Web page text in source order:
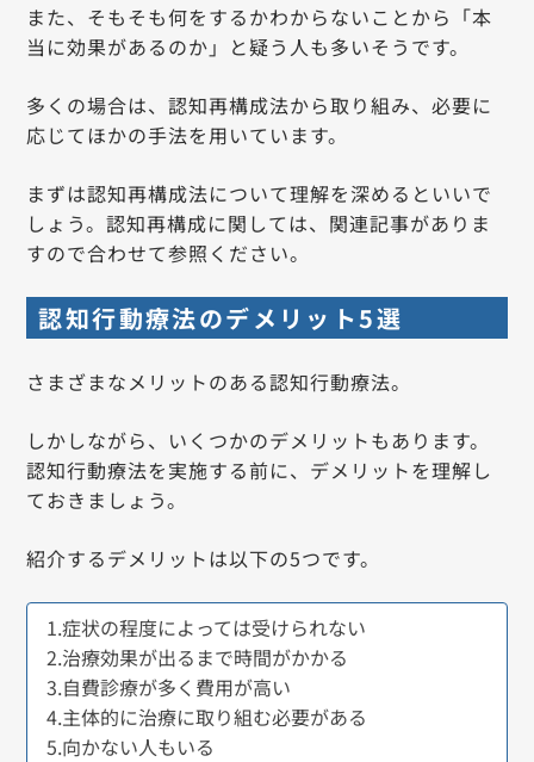
また、そもそも何をするかわからないことから「本
当に効果があるのか」と疑う人も多いそうです。
多くの場合は、認知再構成法から取り組み、必要に
応じてほかの手法を用いています。
まずは認知再構成法について理解を深めるといいで
しょう。認知再構成に関しては、関連記事がありま
すので合わせて参照ください。
認知行動療法のデメリット5選
さまざまなメリットのある認知行動療法。
しかしながら、いくつかのデメリットもあります。
認知行動療法を実施する前に、デメリットを理解し
ておきましょう。
紹介するデメリットは以下の5つです。
1.症状の程度によっては受けられない
2.治療効果が出るまで時間がかかる
3.自費診療が多く費用が高い
4.主体的に治療に取り組む必要がある
5.向かない人もいる